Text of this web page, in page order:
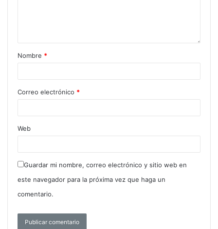
iNombre *
Correo electrónico *
Web
Guardar mi nombre, correo electrónico y sitio web en
este navegador para la próxima vez que haga un
comentario.